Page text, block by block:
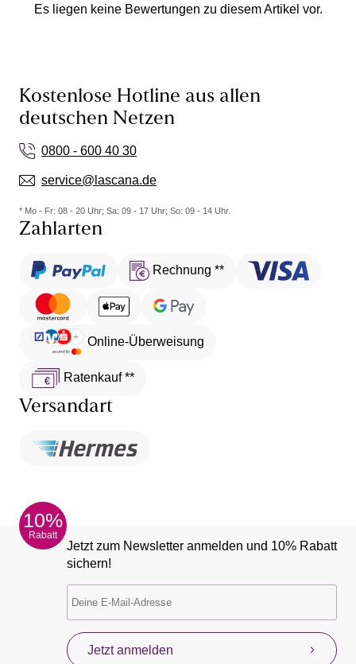
Es liegen keine Bewertungen zu diesem Artikel vor.
Kostenlose Hotline aus allen
deutschen Netzen
0800 - 600 40 30
service@lascana.de
* Mo - Fr: 08 - 20 Uhr; Sa: 09 - 17 Uhr; So: 09 - 14 Uhr.
Zahlarten
Rechnung **
Online-Überweisung
Ratenkauf **
Versandart
10%
Rabatt
Jetzt zum Newsletter anmelden und 10% Rabatt
sichern!
Jetzt anmelden